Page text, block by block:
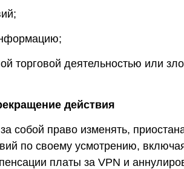
торговой деятельностью или
действия
собой право изменять,
по своему усмотрению,
платы за VPN и